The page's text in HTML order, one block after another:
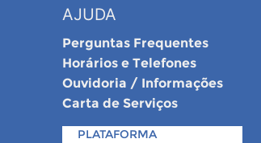
AJUDA
Perguntas Frequentes
Horários e Telefones
Ouvidoria / Informações
Carta de Serviços
PLATAFORMA